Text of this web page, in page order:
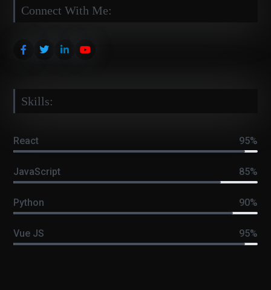
Connect With Me:
Skills:
React 95%
JavaScript 85%
Python 90%
Vue JS 95%